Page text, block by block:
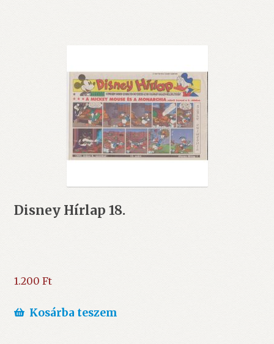
Disney Hírlap 18.
1.200 Ft
Kosárba teszem